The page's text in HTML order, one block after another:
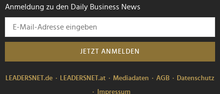
Anmeldung zu den Daily Business News
JETZT ANMELDEN
LEADERSNET.de LEADERSNET.at Mediadaten AGB
Datenschutz
Impressum